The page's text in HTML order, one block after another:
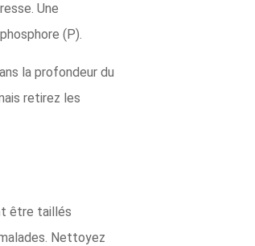
Une
(P).
la profondeur du
retirez les
être taillés
Nettoyez